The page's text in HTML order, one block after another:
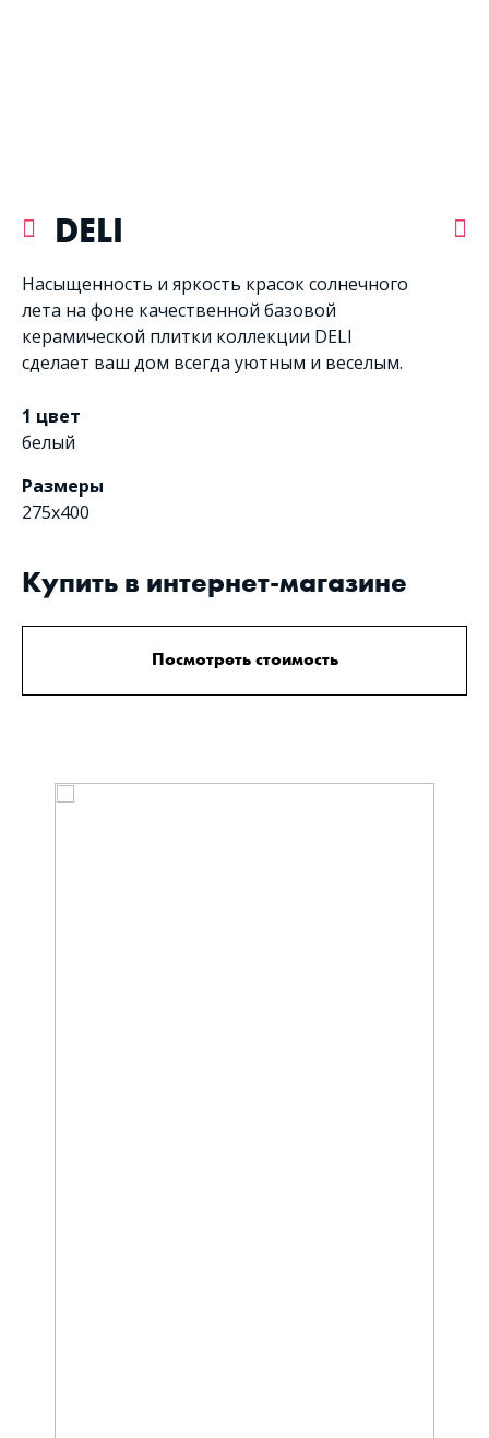
DELI
Насыщенность и яркость красок солнечного
лета на фоне качественной базовой
керамической плитки коллекции DELI
сделает ваш дом всегда уютным и веселым.
1 цвет
белый
Размеры
275х400
Купить в интернет-магазине
Посмотреть стоимость